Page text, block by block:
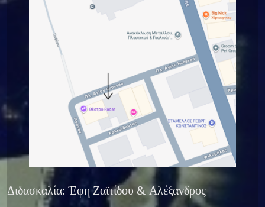
Διδασκαλία: Έφη Ζαϊτίδου & Αλέξανδρος